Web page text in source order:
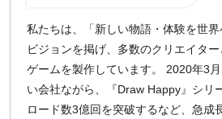
私たちは、「新しい物語・体験を世
ビジョンを掲げ、多数のクリエイタ
ゲームを製作しています。 2020年3
い会社ながら、『Draw Happy』シリ
ロード数3億回を突破するなど、急成